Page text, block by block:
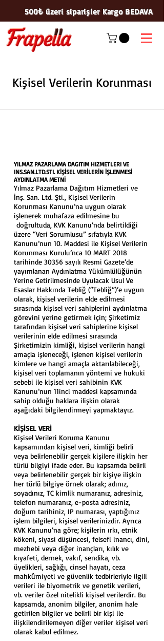
500₺ üzeri siparişler Kargo BEDAVA
Kişisel Verilerin Korunması
YILMAZ PAZARLAMA DAGITIM HIZMETLERI VE
INS.SAN.LTD.STI. KİŞİSEL VERİLERİN İŞLENMESİ
AYDINLATMA METNİ
Yılmaz Pazarlama Dağıtım Hizmetleri ve
İnş. San. Ltd. Şti., Kişisel Verilerin
Korunması Kanunu’na uygun olarak
işlenerek muhafaza edilmesine bu
doğrultuda, KVK Kanunu’nda belirtildiği
üzere “Veri Sorumlusu” sıfatıyla KVK
Kanunu’nun 10. Maddesi ile Kişisel Verilerin
Korunması Kurulu’nca 10 MART 2018
tarihinde 30356 sayılı Resmi Gazete’de
yayımlanan Aydınlatma Yükümlülüğünün
Yerine Getirilmesinde Uyulacak Usul Ve
Esaslar Hakkında Tebliğ (“Tebliğ”)’e uygun
olarak, kişisel verilerin elde edilmesi
sırasında kişisel veri sahiplerini aydınlatma
görevini yerine getirmek için; Şirketimiz
tarafından kişisel veri sahiplerine kişisel
verilerinin elde edilmesi sırasında
Şirketimizin kimliği, kişisel verilerin hangi
amaçla işleneceği, işlenen kişisel verilerin
kimlere ve hangi amaçla aktarılabileceği,
kişisel veri toplamanın yöntemi ve hukuki
sebebi ile kişisel veri sahibinin KVK
Kanunu’nun 11inci maddesi kapsamında
sahip olduğu haklara ilişkin olarak
aşağıdaki bilgilendirmeyi yapmaktayız.
KİŞİSEL VERİ
Kişisel Verileri Koruma Kanunu
kapsamından kişisel veri, kimliği belirli
veya belirlenebilir gerçek kişilere ilişkin her
türlü bilgiyi ifade eder. Bu kapsamda belirli
veya belirlenebilir gerçek bir kişiye ilişkin
her türlü bilgiye örnek olarak; adınız,
soyadınız, TC kimlik numaranız, adresiniz,
telefon numaranız, e-posta adresiniz,
doğum tarihiniz, IP numarası, yaptığınız
işlem bilgileri, kişisel verilerinizdir. Ayrıca
KVK Kanunu’na göre; kişilerin ırkı, etnik
kökeni, siyasi düşüncesi, felsefi inancı, dini,
mezhebi veya diğer inançları, kılık ve
kıyafeti, dernek, vakıf, sendika, vb.
üyelikleri, sağlığı, cinsel hayatı, ceza
mahkûmiyeti ve güvenlik tedbirleriyle ilgili
verileri ile biyometrik ve genetik verileri,
vb. veriler özel nitelikli kişisel verilerdir. Bu
kapsamda, anonim bilgiler, anonim hale
getirilen bilgiler ve belirli bir kişi ile
ilişkilendirilemeyen diğer veriler kişisel veri
olarak kabul edilmez.